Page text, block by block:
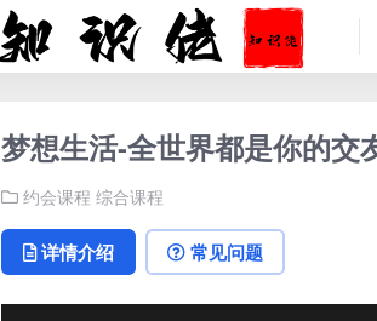
梦想生活-全世界都是你的交
约会课程 综合课程
详情介绍 常见问题